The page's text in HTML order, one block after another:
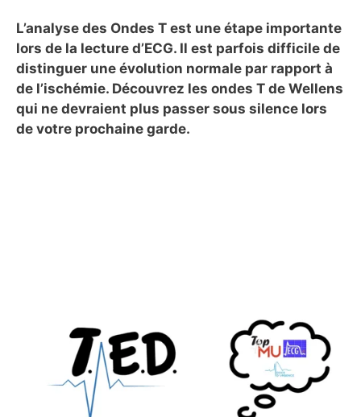
L’analyse des Ondes T est une étape importante
lors de la lecture d’ECG. Il est parfois difficile de
distinguer une évolution normale par rapport à
de l’ischémie. Découvrez les ondes T de Wellens
qui ne devraient plus passer sous silence lors
de votre prochaine garde.